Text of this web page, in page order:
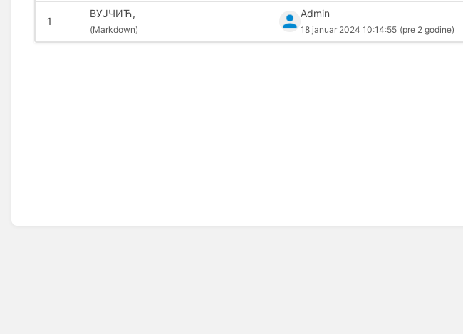
1
ВУЈЧИЋ,
(Markdown)
Admin
18 januar 2024 10:14:55 (pre 2 godine)